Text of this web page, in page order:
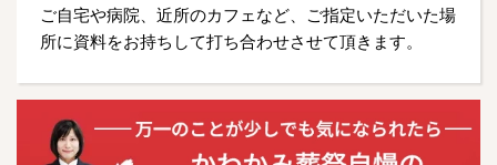
ご自宅や病院、近所のカフェなど、ご指定いただいた場
所に資料をお持ちして打ち合わせさせて頂きます。